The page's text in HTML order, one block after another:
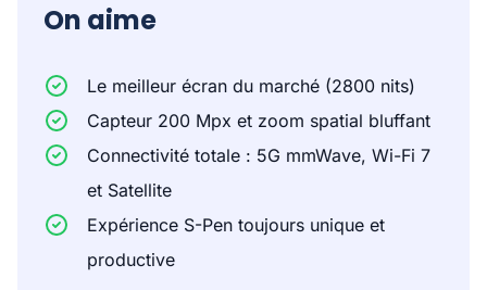
On aime
Le meilleur écran du marché (2800 nits)
Capteur 200 Mpx et zoom spatial bluffant
Connectivité totale : 5G mmWave, Wi-Fi 7
et Satellite
Expérience S-Pen toujours unique et
productive